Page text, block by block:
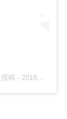
稿 - 2018年 3月月28日午後10時02分PDT